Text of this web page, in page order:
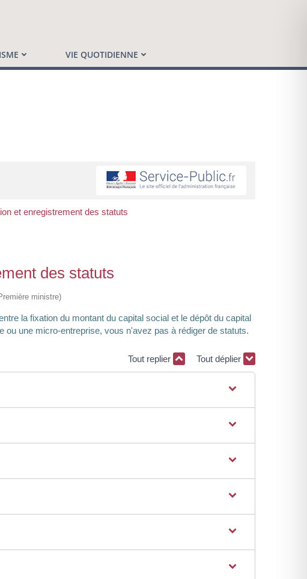
VIE QUOTIDIENNE
et enregistrement des statuts
des statuts
ministre)
la fixation du montant du capital social et le dépôt du capital
une micro-entreprise, vous n'avez pas à rédiger de statuts.
Tout replier Tout déplier